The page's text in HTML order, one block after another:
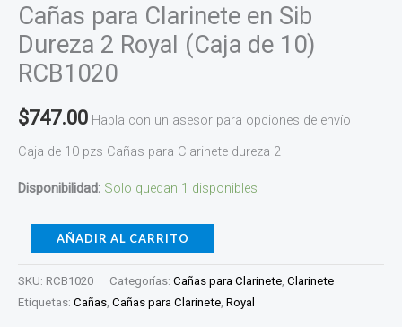
Cañas para Clarinete en Sib
Dureza 2 Royal (Caja de 10)
RCB1020
$747.00 Habla con un asesor para opciones de envío
Caja de 10 pzs Cañas para Clarinete dureza 2
Disponibilidad: Solo quedan 1 disponibles
AÑADIR AL CARRITO
SKU: RCB1020 Categorías: Cañas para Clarinete, Clarinete
Etiquetas: Cañas, Cañas para Clarinete, Royal